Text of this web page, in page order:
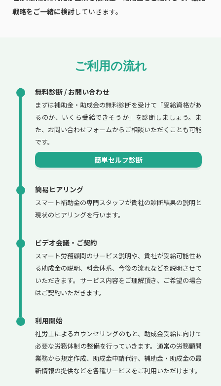
戦略をご一緒に検討していきます。
ご利用の流れ
無料診断 / お問い合わせ
まずは補助金・助成金の無料診断を受けて「受給資格があ
るのか、いくら受給できそうか」を診断しましょう。ま
た、お問い合わせフォームからご相談いただくことも可能
です。
簡単セルフ診断
簡易ヒアリング
スマート補助金の専門スタッフが貴社の診断結果の説明と
現状のヒアリングを行います。
ビデオ会議・ご契約
スマート労務顧問のサービス説明や、貴社が受給可能性あ
る助成金の説明、料金体系、今後の流れなどを説明させて
いただきます。サービス内容をご理解頂き、ご希望の場合
はご契約いただきます。
利用開始
社労士によるカウンセリングのもと、助成金受給に向けて
必要な労務体制の整備を行っていきます。通常の労務顧問
業務から規定作成、助成金申請代行、補助金・助成金の最
新情報の提供などを各種サービスをご利用いただけます。